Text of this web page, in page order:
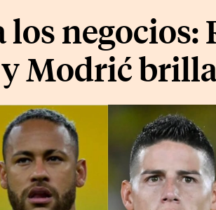
los negocios:
Modrić